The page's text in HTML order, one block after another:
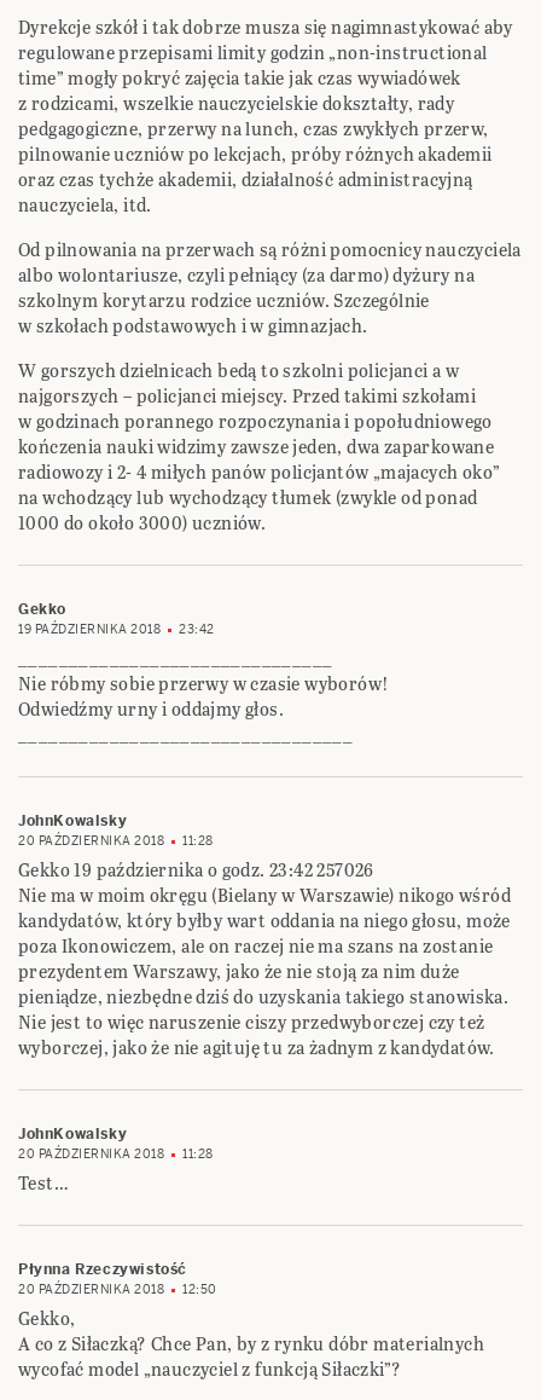
Dyrekcje szkół i tak dobrze musza się nagimnastykować aby
regulowane przepisami limity godzin „non-instructional
time” mogły pokryć zajęcia takie jak czas wywiadówek
z rodzicami, wszelkie nauczycielskie dokształty, rady
pedgagogiczne, przerwy na lunch, czas zwykłych przerw,
pilnowanie uczniów po lekcjach, próby różnych akademii
oraz czas tychże akademii, działalność administracyjną
nauczyciela, itd.
Od pilnowania na przerwach są różni pomocnicy nauczyciela
albo wolontariusze, czyli pełniący (za darmo) dyżury na
szkolnym korytarzu rodzice uczniów. Szczególnie
w szkołach podstawowych i w gimnazjach.
W gorszych dzielnicach bedą to szkolni policjanci a w
najgorszych – policjanci miejscy. Przed takimi szkołami
w godzinach porannego rozpoczynania i popołudniowego
kończenia nauki widzimy zawsze jeden, dwa zaparkowane
radiowozy i 2- 4 miłych panów policjantów „majacych oko”
na wchodzący lub wychodzący tłumek (zwykle od ponad
1000 do około 3000) uczniów.
Gekko
19 PAŹDZIERNIKA 2018 23:42
Nie róbmy sobie przerwy w czasie wyborów!
Odwiedźmy urny i oddajmy głos.
JohnKowalsky
20 PAŹDZIERNIKA 2018 11:28
Gekko 19 października o godz. 23:42‎ ‎257026‎
Nie ma w moim okręgu (Bielany w Warszawie) nikogo wśród
kandydatów, który byłby wart oddania ‎na niego głosu, może
poza Ikonowiczem, ale on raczej nie ma szans na zostanie
prezydentem ‎Warszawy, jako że nie stoją za nim duże
pieniądze, niezbędne dziś do uzyskania takiego stanowiska.
‎Nie jest to więc naruszenie ciszy przedwyborczej czy też
wyborczej, jako że nie agituję tu za żadnym z ‎kandydatów.‎
JohnKowalsky
20 PAŹDZIERNIKA 2018 11:28
Test…
Płynna Rzeczywistość
20 PAŹDZIERNIKA 2018 12:50
Gekko,
A co z Siłaczką? Chce Pan, by z rynku dóbr materialnych
wycofać model „nauczyciel z funkcją Siłaczki”?